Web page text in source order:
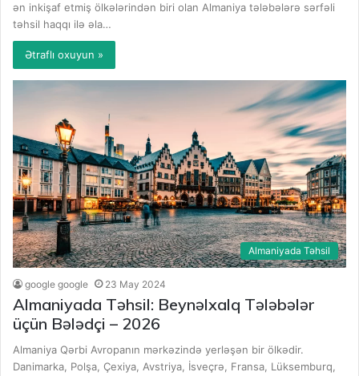
ən inkişaf etmiş ölkələrindən biri olan Almaniya tələbələrə sərfəli
təhsil haqqı ilə əla…
Ətraflı oxuyun »
Almaniyada Təhsil
google google 23 May 2024
Almaniyada Təhsil: Beynəlxalq Tələbələr
üçün Bələdçi – 2026
Almaniya Qərbi Avropanın mərkəzində yerləşən bir ölkədir.
Danimarka, Polşa, Çexiya, Avstriya, İsveçrə, Fransa, Lüksemburq,